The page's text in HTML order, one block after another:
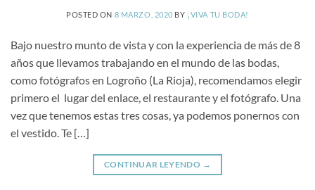
POSTED ON 8 MARZO, 2020 BY ¡VIVA TU BODA!
Bajo nuestro munto de vista y con la experiencia de más de 8
años que llevamos trabajando en el mundo de las bodas,
como fotógrafos en Logroño (La Rioja), recomendamos elegir
primero el lugar del enlace, el restaurante y el fotógrafo. Una
vez que tenemos estas tres cosas, ya podemos ponernos con
el vestido. Te […]
CONTINUAR LEYENDO →